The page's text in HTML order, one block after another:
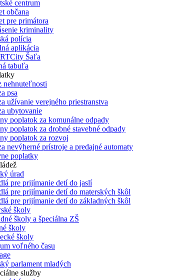
centrum
občana
pre primátora
kriminality
polícia
aplikácia
Šaľa
tabuľa
nehnuteľnosti
psa
užívanie verejného priestranstva
ubytovanie
poplatok za komunálne odpady
poplatok za drobné stavebné odpady
poplatok za rozvoj
nevýherné prístroje a predajné automaty
poplatky
úrad
pre prijímanie detí do jaslí
pre prijímanie detí do materských škôl
pre prijímanie detí do základných škôl
školy
školy a špeciálna ZŠ
školy
školy
voľného času
parlament mladých
služby